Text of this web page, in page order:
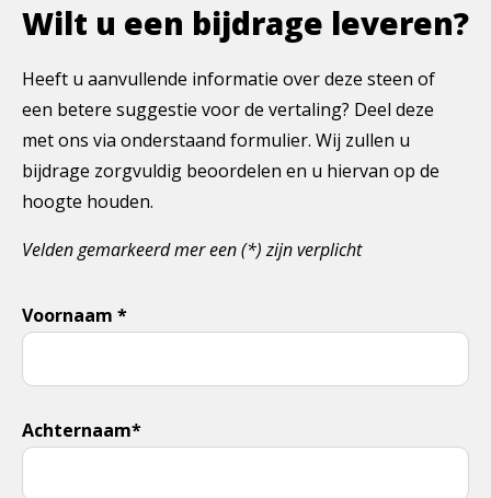
Wilt u een bijdrage leveren?
Heeft u aanvullende informatie over deze steen of
een betere suggestie voor de vertaling? Deel deze
met ons via onderstaand formulier. Wij zullen u
bijdrage zorgvuldig beoordelen en u hiervan op de
hoogte houden.
Velden gemarkeerd mer een (*) zijn verplicht
Voornaam *
Achternaam*